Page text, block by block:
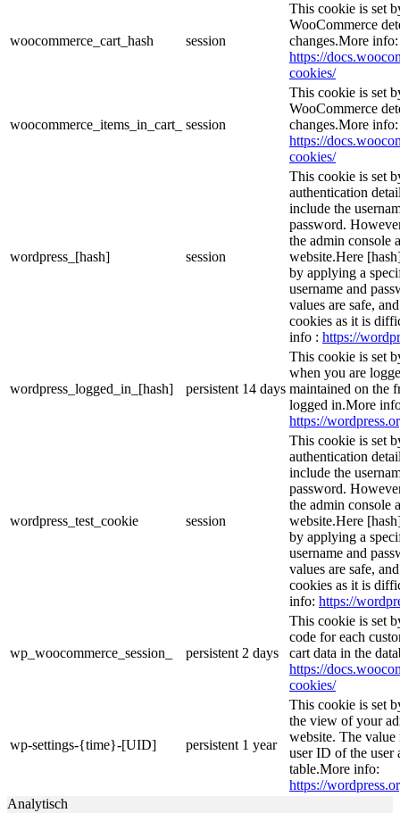
woocommerce_cart_hash session
This cookie is set
WooCommerce
changes.More info:
https://
cookies/
woocommerce_items_in_cart_ session
This cookie is set
WooCommerce
changes.More info:
https://
cookies/
wordpress_[hash] session
This cookie is set
authentication
include the
password.
the admin console
website.Here
by applying a
username and
values are safe,
cookies as it is
info : https://
wordpress_logged_in_[hash] persistent 14 days
This cookie is set
when you are
maintained on the
logged in.More
https://
wordpress_test_cookie session
This cookie is set
authentication
include the
password.
the admin console
website.Here
by applying a
username and
values are safe,
cookies as it is
info: https://
wp_woocommerce_session_ persistent 2 days
This cookie is set
code for each
cart data in the
https://
cookies/
wp-settings-{time}-[UID] persistent 1 year
This cookie is set
the view of your
website. The
user ID of the user
table.More info:
https://
Analytisch